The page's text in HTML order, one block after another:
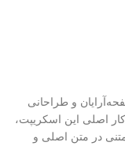
و طراحانی
اصلی این اسکریپت،
در متن اصلی و